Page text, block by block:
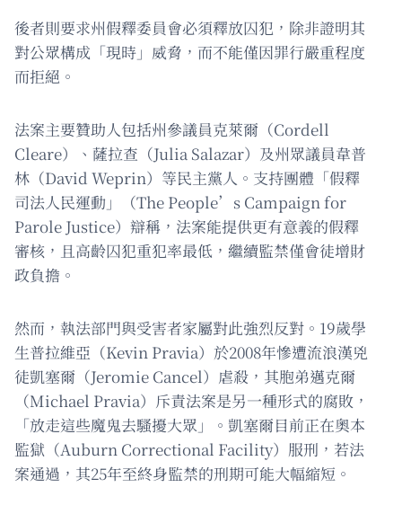
後者則要求州假釋委員會必須釋放囚犯，除非證明其
對公眾構成「現時」威脅，而不能僅因罪行嚴重程度
而拒絕。
法案主要贊助人包括州參議員克萊爾（Cordell
Cleare）、薩拉查（Julia Salazar）及州眾議員韋普
林（David Weprin）等民主黨人。支持團體「假釋
司法人民運動」（The People’s Campaign for
Parole Justice）辯稱，法案能提供更有意義的假釋
審核，且高齡囚犯重犯率最低，繼續監禁僅會徒增財
政負擔。
然而，執法部門與受害者家屬對此強烈反對。19歲學
生普拉維亞（Kevin Pravia）於2008年慘遭流浪漢兇
徒凱塞爾（Jeromie Cancel）虐殺，其胞弟邁克爾
（Michael Pravia）斥責法案是另一種形式的腐敗，
「放走這些魔鬼去騷擾大眾」。凱塞爾目前正在奧本
監獄（Auburn Correctional Facility）服刑，若法
案通過，其25年至終身監禁的刑期可能大幅縮短。